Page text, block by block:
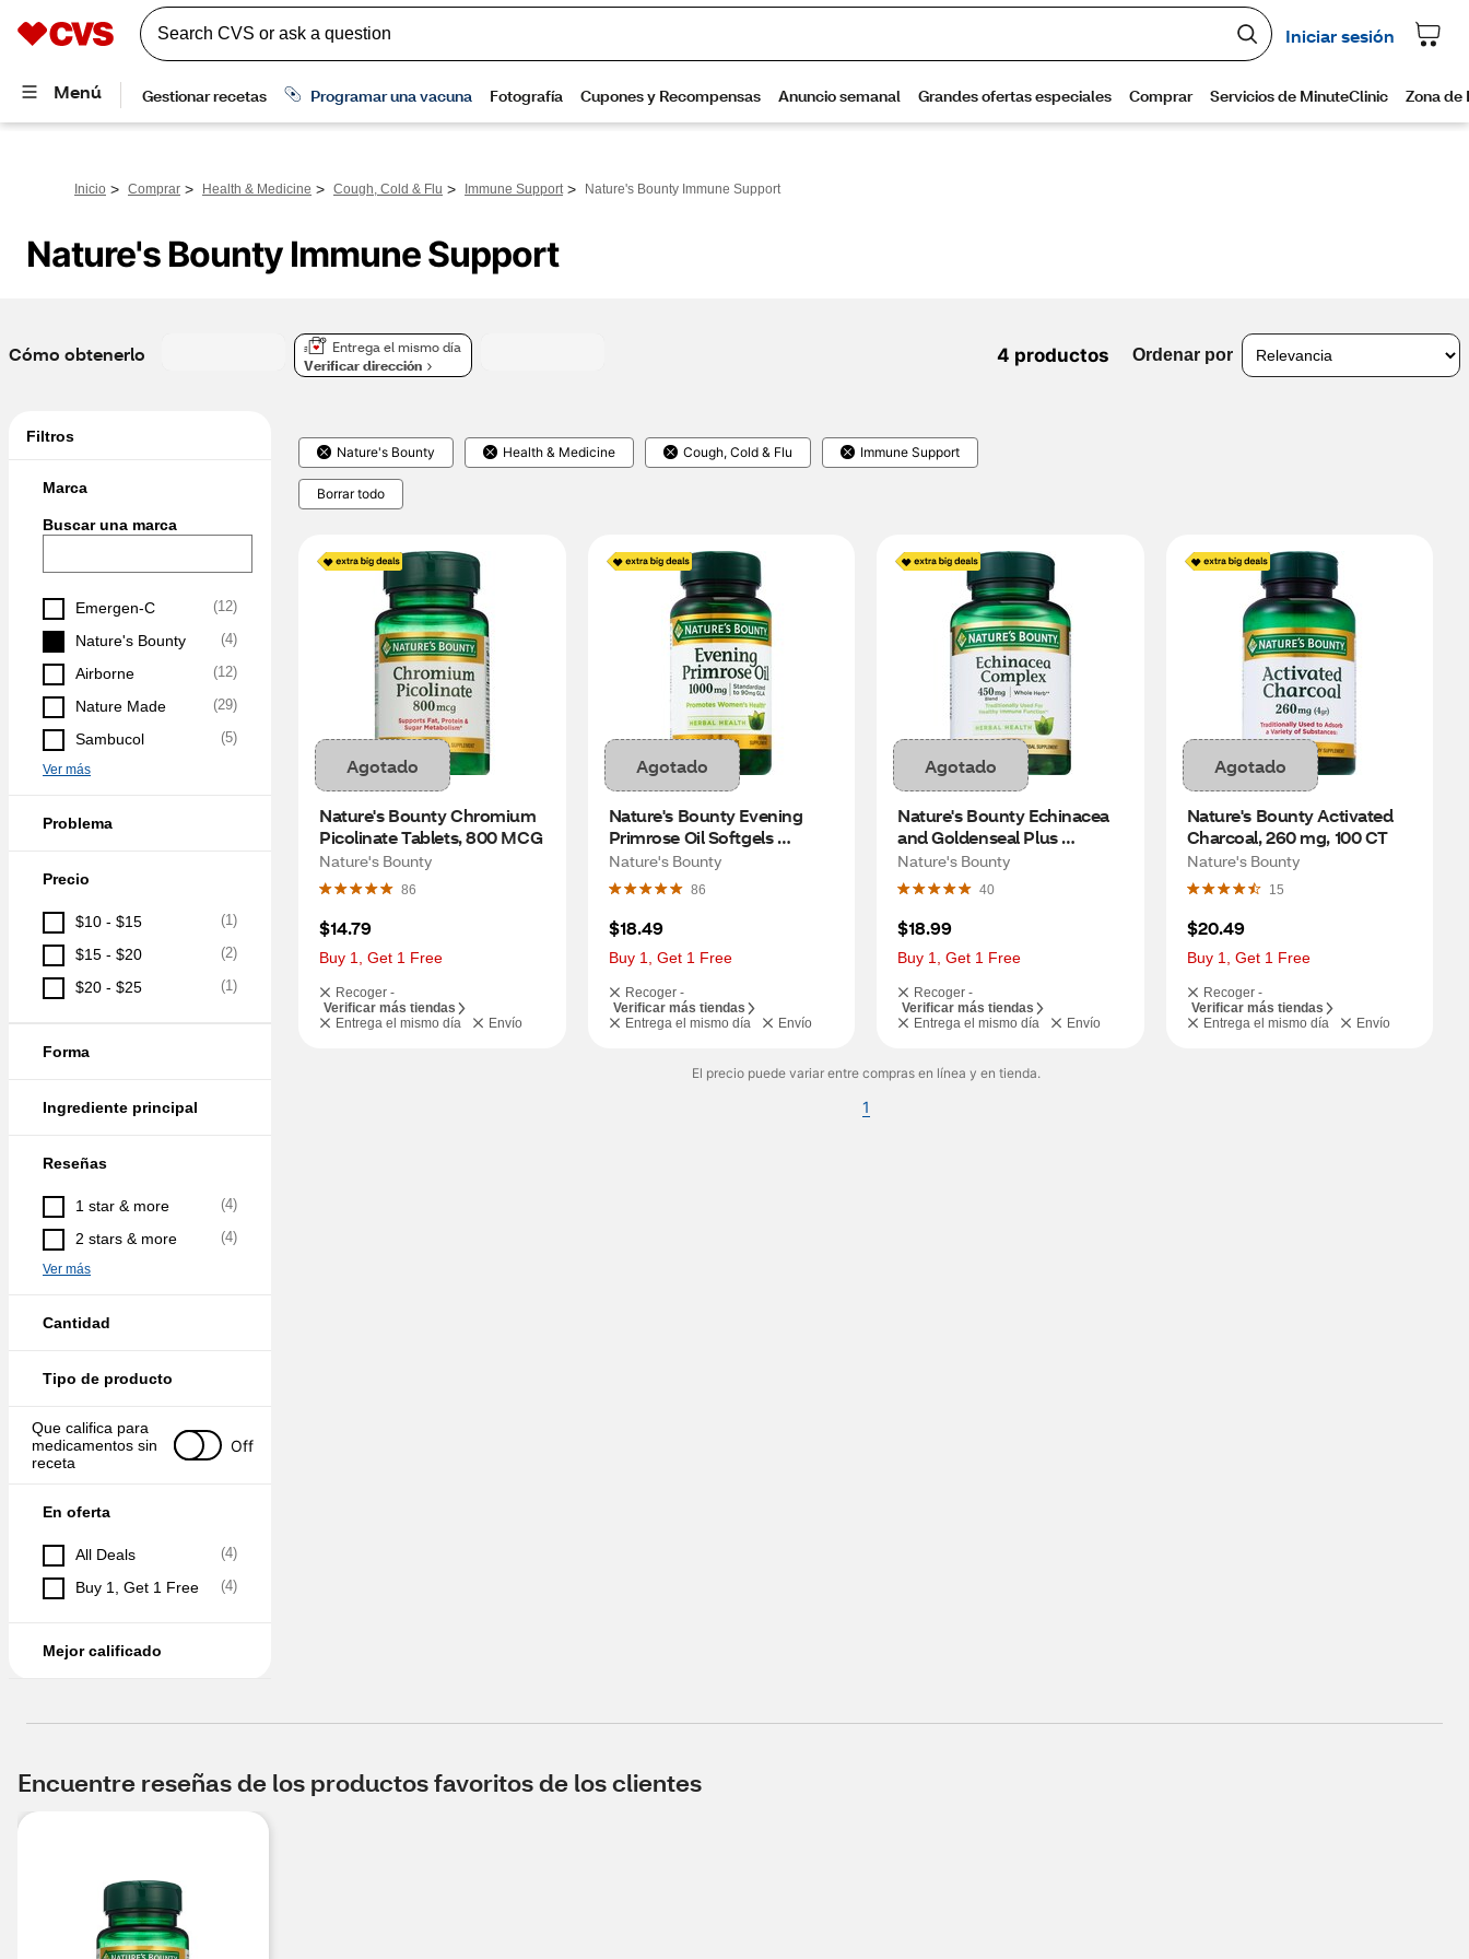
Inicio > Comprar > Health & Medicine > Cough, Cold & Flu > Immune Support > Nature's Bounty Immune Support
Nature's Bounty Immune Support
Cómo obtenerlo
Entrega el mismo día
Verificar dirección
4 productos Ordenar por
Filtros
Marca
Buscar una marca
Emergen-C (12)
Nature's Bounty (4)
Airborne (12)
Nature Made (29)
Sambucol (5)
Ver más
Problema
Precio
$10 - $15 (1)
$15 - $20 (2)
$20 - $25 (1)
Forma
Ingrediente principal
Reseñas
1 star & more (4)
2 stars & more (4)
Ver más
Cantidad
Tipo de producto
Que califica para
medicamentos sin
receta
Off
En oferta
All Deals (4)
Buy 1, Get 1 Free (4)
Mejor calificado
Nature's Bounty Health & Medicine Cough, Cold & Flu Immune Support
Borrar todo
Agotado
Nature's Bounty Chromium
Picolinate Tablets, 800 MCG
Nature's Bounty
86
$14.79
Buy 1, Get 1 Free
Recoger -
Verificar más tiendas
Entrega el mismo día
Envío
Agotado
Nature's Bounty Evening
Primrose Oil Softgels
1000mg, 60 CT
Nature's Bounty
86
$18.49
Buy 1, Get 1 Free
Recoger -
Verificar más tiendas
Entrega el mismo día
Envío
Agotado
Nature's Bounty Echinacea
and Goldenseal Plus
Capsules, 100CT
Nature's Bounty
40
$18.99
Buy 1, Get 1 Free
Recoger -
Verificar más tiendas
Entrega el mismo día
Envío
Agotado
Nature's Bounty Activated
Charcoal, 260 mg, 100 CT
Nature's Bounty
15
$20.49
Buy 1, Get 1 Free
Recoger -
Verificar más tiendas
Entrega el mismo día
Envío
El precio puede variar entre compras en línea y en tienda.
1
Encuentre reseñas de los productos favoritos de los clientes